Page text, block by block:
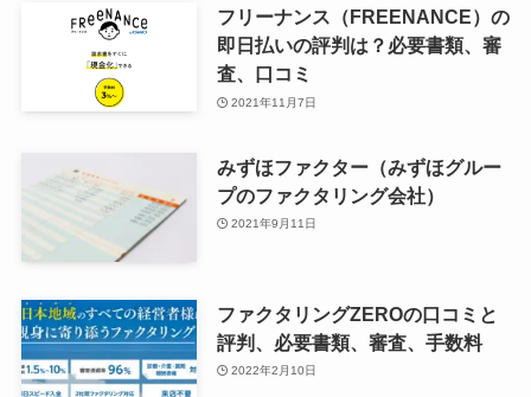
フリーナンス（FREENANCE）の
即日払いの評判は？必要書類、審
査、口コミ
2021年11月7日
みずほファクター（みずほグルー
プのファクタリング会社）
2021年9月11日
ファクタリングZEROの口コミと
評判、必要書類、審査、手数料
2022年2月10日